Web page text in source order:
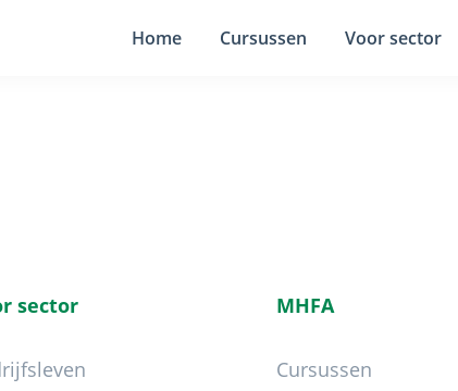
Home Cursussen Voor sector
sector MHFA
Cursussen